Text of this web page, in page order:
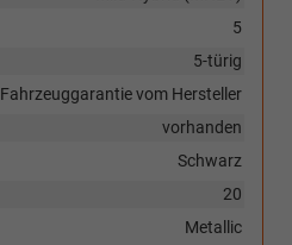
5
5-türig
Fahrzeuggarantie vom Hersteller
vorhanden
Schwarz
20
Metallic